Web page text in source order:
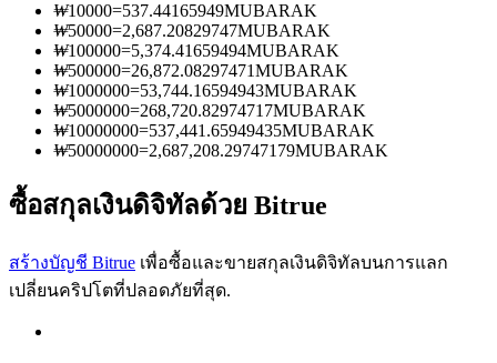
การวิเคราะห์ข้อมูลขนาดใหญ่ รวมถึงข้อมูลการค้า ฯลฯ
แนะนำ
คู่มือเริ่มต้นฟิวเจอร์ส
₩10000=537.44165949MUBARAK
₩50000=2,687.20829747MUBARAK
₩100000=5,374.41659494MUBARAK
₩500000=26,872.08297471MUBARAK
₩1000000=53,744.16594943MUBARAK
₩5000000=268,720.82974717MUBARAK
₩10000000=537,441.65949435MUBARAK
₩50000000=2,687,208.29747179MUBARAK
ซื้อสกุลเงินดิจิทัลด้วย Bitrue
สร้างบัญชี Bitrue เพื่อซื้อและขายสกุลเงินดิจิทัลบนการแลก
เปลี่ยนคริปโตที่ปลอดภัยที่สุด.